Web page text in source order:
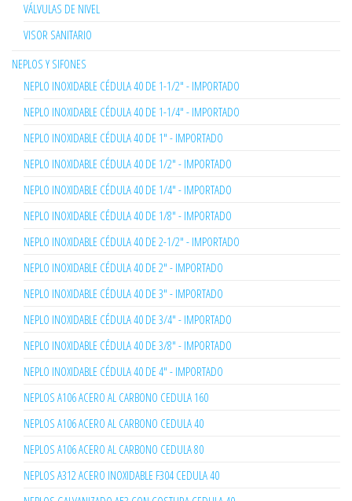
VÁLVULAS DE NIVEL
VISOR SANITARIO
NEPLOS Y SIFONES
NEPLO INOXIDABLE CÉDULA 40 DE 1-1/2" - IMPORTADO
NEPLO INOXIDABLE CÉDULA 40 DE 1-1/4" - IMPORTADO
NEPLO INOXIDABLE CÉDULA 40 DE 1" - IMPORTADO
NEPLO INOXIDABLE CÉDULA 40 DE 1/2" - IMPORTADO
NEPLO INOXIDABLE CÉDULA 40 DE 1/4" - IMPORTADO
NEPLO INOXIDABLE CÉDULA 40 DE 1/8" - IMPORTADO
NEPLO INOXIDABLE CÉDULA 40 DE 2-1/2" - IMPORTADO
NEPLO INOXIDABLE CÉDULA 40 DE 2" - IMPORTADO
NEPLO INOXIDABLE CÉDULA 40 DE 3" - IMPORTADO
NEPLO INOXIDABLE CÉDULA 40 DE 3/4" - IMPORTADO
NEPLO INOXIDABLE CÉDULA 40 DE 3/8" - IMPORTADO
NEPLO INOXIDABLE CÉDULA 40 DE 4" - IMPORTADO
NEPLOS A106 ACERO AL CARBONO CEDULA 160
NEPLOS A106 ACERO AL CARBONO CEDULA 40
NEPLOS A106 ACERO AL CARBONO CEDULA 80
NEPLOS A312 ACERO INOXIDABLE F304 CEDULA 40